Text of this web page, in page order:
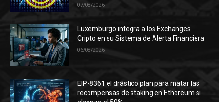
07/08/2026
Luxemburgo integra a los Exchanges
Cripto en su Sistema de Alerta Financiera
06/08/2026
EIP-8361 el drástico plan para matar las
recompensas de staking en Ethereum si